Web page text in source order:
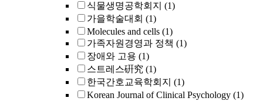
식물생명공학회지 (1)
가을학술대회 (1)
Molecules and cells (1)
가족자원경영과 정책 (1)
장애와 고용 (1)
스트레스硏究 (1)
한국간호교육학회지 (1)
Korean Journal of Clinical Psychology (1)